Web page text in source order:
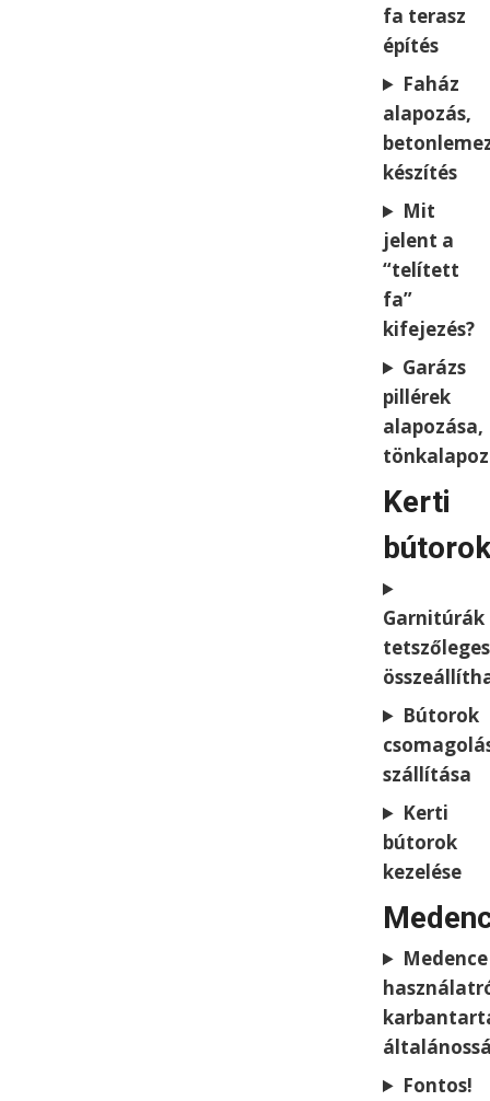
fa terasz
építés
Faház
alapozás,
készítés
Mit
jelent a
“telített
fa”
kifejezés?
Garázs
pillérek
alapozása,
Kerti
Garnitúrák
Bútorok
szállítása
Kerti
bútorok
kezelése
Medence
Fontos!